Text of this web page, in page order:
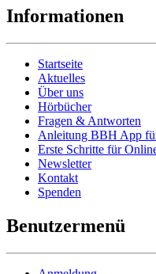
Informationen
Startseite
Aktuelles
Über uns
Hörbücher
Fragen & Antworten
Anleitung BBH App
Erste Schritte für
Newsletter
Kontakt
Spenden
Benutzermenü